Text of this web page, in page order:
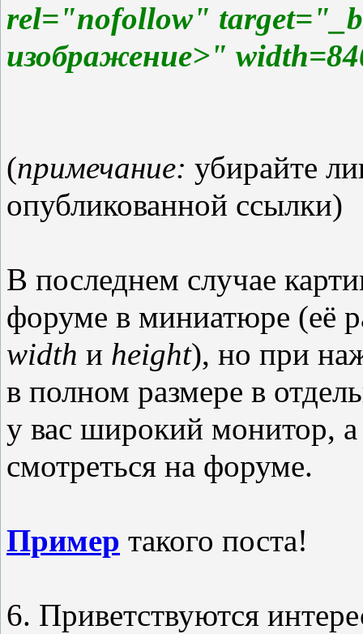
rel="nofollow"
изображение>"
(примечание: убирайте
опубликованной ссылки)
В последнем случае
форуме в миниатюре (её
width и height), но при
в полном размере в
у вас широкий монитор, а
смотреться на форуме.
Пример такого поста!
6. Приветствуются